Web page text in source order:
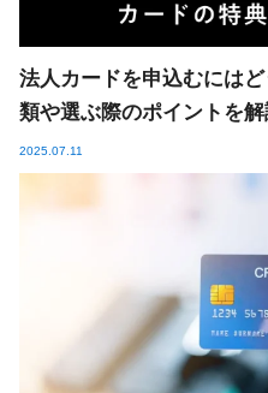
法人カードを申込むには
類や選ぶ際のポイントを
2025.07.11